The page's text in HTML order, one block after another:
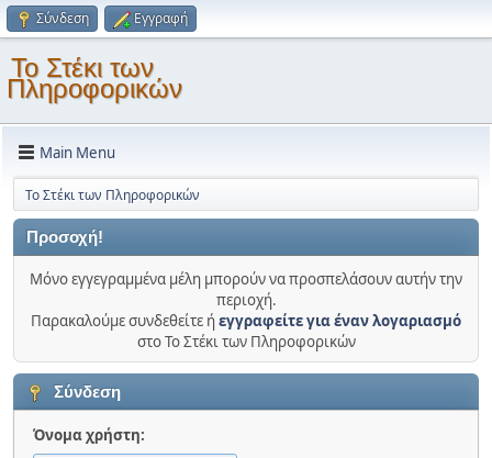
Σύνδεση Εγγραφή
Το Στέκι των
Πληροφορικών
Main Menu
Το Στέκι των Πληροφορικών
Προσοχή!
Μόνο εγγεγραμμένα μέλη μπορούν να προσπελάσουν αυτήν την
περιοχή.
Παρακαλούμε συνδεθείτε ήεγγραφείτε για έναν λογαριασμό
στο Το Στέκι των Πληροφορικών
Σύνδεση
Όνομα χρήστη: